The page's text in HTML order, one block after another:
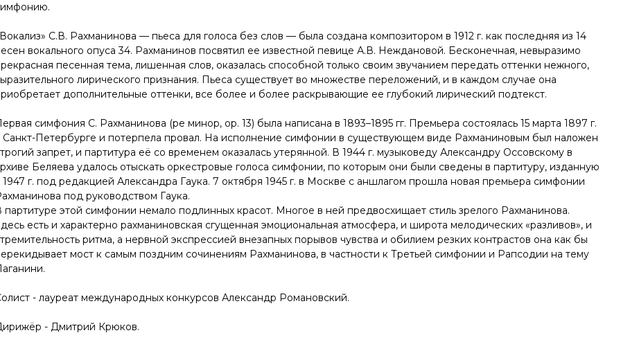
С.В. Рахманинова — пьеса для голоса без слов — была создана композитором в 1912 г. как последняя из 14
вокального опуса 34. Рахманинов посвятил ее известной певице А.В. Неждановой. Бесконечная, невыразимо
песенная тема, лишенная слов, оказалась способной только своим звучанием передать оттенки нежного,
лирического признания. Пьеса существует во множестве переложений, и в каждом случае она
дополнительные оттенки, все более и более раскрывающие ее глубокий лирический подтекст.
симфония С. Рахманинова (ре минор, ор. 13) была написана в 1893–1895 гг. Премьера состоялась 15 марта 1897 г.
Санкт-Петербурге и потерпела провал. На исполнение симфонии в существующем виде Рахманиновым был наложен
запрет, и партитура её со временем оказалась утерянной. В 1944 г. музыковеду Александру Оссовскому в
Беляева удалось отыскать оркестровые голоса симфонии, по которым они были сведены в партитуру, изданную
1947 г. под редакцией Александра Гаука. 7 октября 1945 г. в Москве с аншлагом прошла новая премьера симфонии
под руководством Гаука.
партитуре этой симфонии немало подлинных красот. Многое в ней предвосхищает стиль зрелого Рахманинова.
есть и характерно рахманиновская сгущенная эмоциональная атмосфера, и широта мелодических «разливов», и
ритма, а нервной экспрессией внезапных порывов чувства и обилием резких контрастов она как бы
мост к самым поздним сочинениям Рахманинова, в частности к Третьей симфонии и Рапсодии на тему
- лауреат международных конкурсов Александр Романовский.
- Дмитрий Крюков.